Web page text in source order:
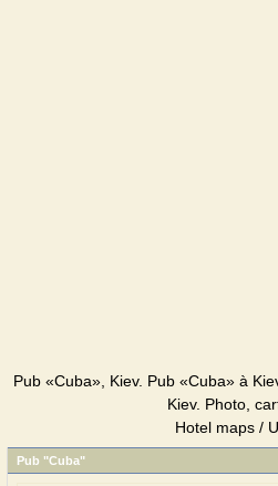
Pub «Cuba», Kiev. Pub «Cuba» à
Kiev. Photo,
Hotel maps /
Pub "Cuba"